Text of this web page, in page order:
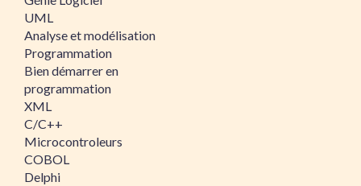
UML
Analyse et modélisation
Programmation
Bien démarrer en
programmation
XML
C/C++
Microcontroleurs
COBOL
Delphi